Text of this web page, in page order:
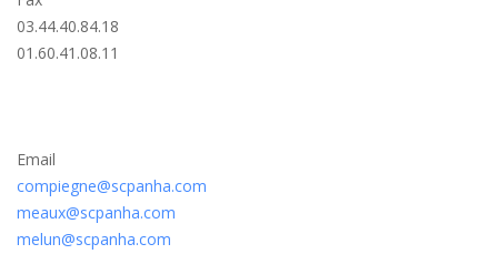
03.44.40.84.18
01.60.41.08.11
Email
compiegne@scpanha.com
meaux@scpanha.com
melun@scpanha.com